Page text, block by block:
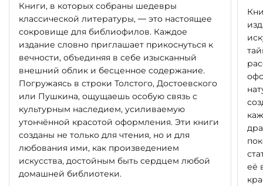
Книги, в которых собраны шедевры
классической литературы, — это настоящее
сокровище для библиофилов. Каждое
издание словно приглашает прикоснуться к
вечности, объединяя в себе изысканный
внешний облик и бесценное содержание.
Погружаясь в строки Толстого, Достоевского
или Пушкина, ощущаешь особую связь с
культурным наследием, усиливаемую
утончённой красотой оформления. Эти книги
созданы не только для чтения, но и для
любования ими, как произведением
искусства, достойным быть сердцем любой
домашней библиотеки.
её